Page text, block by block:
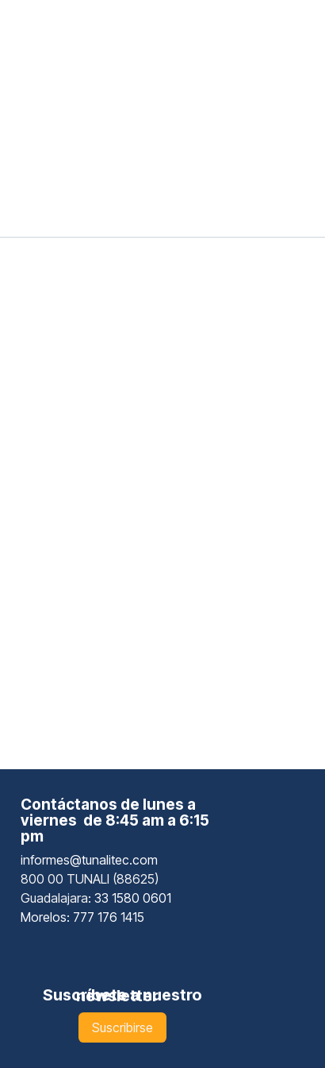
Contáctanos de lunes a
viernes de 8:45 am a 6:15
pm
informes@tunalitec.com
800 00 TUNALI (88625)
Guadalajara: 33 1580 0601
Morelos: 777 176 1415
Suscríbete a nuestro newsletter
Suscribirse